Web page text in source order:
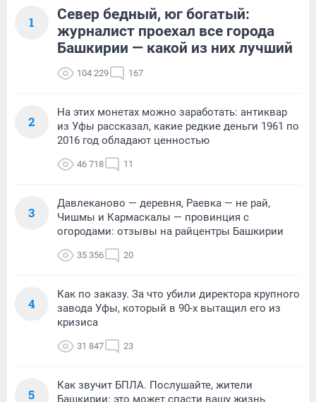
1
Север бедный, юг богатый:
журналист проехал все города
Башкирии — какой из них лучший
104 229 167
2
На этих монетах можно заработать: антиквар
из Уфы рассказал, какие редкие деньги 1961 по
2016 год обладают ценностью
46 718 11
3
Давлеканово — деревня, Раевка — не рай,
Чишмы и Кармаскалы — провинция с
огородами: отзывы на райцентры Башкирии
35 356 20
4
Как по заказу. За что убили директора крупного
завода Уфы, который в 90-х вытащил его из
кризиса
31 847 23
5
Как звучит БПЛА. Послушайте, жители
Башкирии: это может спасти вашу жизнь